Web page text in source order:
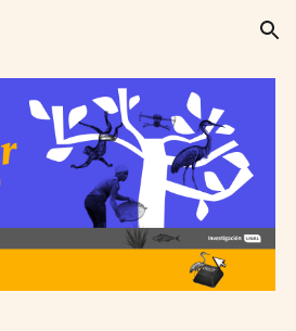
Skip to navigation